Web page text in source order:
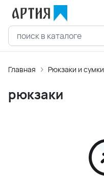
Главная Рюкзаки и сумки
рюкзаки